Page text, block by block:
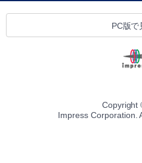
PC版で
Copyright
Impress Corporation.